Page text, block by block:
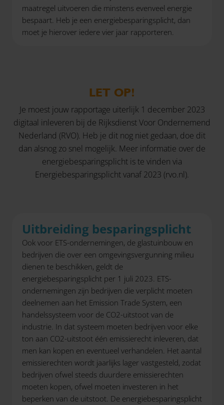
maatregel uitvoeren die minstens evenveel energie
bespaart. Heb je een energiebesparingsplicht, dan
moet je hierover iedere vier jaar rapporteren.
LET OP!
Je moest jouw rapportage uiterlijk 1 december 2023
digitaal inleveren bij de Rijksdienst Voor Ondernemend
Nederland (RVO). Heb je dit nog niet gedaan, doe dit
dan alsnog zo snel mogelijk. Meer informatie over de
energiebesparingsplicht is te vinden via
Energiebesparingsplicht vanaf 2023 (rvo.nl).
Uitbreiding besparingsplicht
Ook voor ETS-ondernemingen, de glastuinbouw en
bedrijven die over een omgevingsvergunning milieu
dienen te beschikken, geldt de
energiebesparingsplicht per 1 juli 2023. ETS-
ondernemingen zijn bedrijven die verplicht moeten
deelnemen aan het Emission Trade System, een
handelssysteem voor de CO2-uitstoot van de
industrie. In dat systeem moeten bedrijven voor elke
ton aan CO2-uitstoot één emissierecht inleveren, dat
men kan kopen en eventueel verhandelen. Het aantal
emissierechten wordt jaarlijks lager vastgesteld, zodat
bedrijven ofwel steeds duurdere emissierechten
moeten kopen, ofwel moeten investeren in het
beperken van de uitstoot. De energiebesparingsplicht